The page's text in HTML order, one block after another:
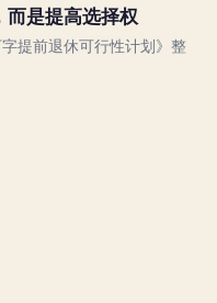
而是提高选择权
提前退休可行性计划》整